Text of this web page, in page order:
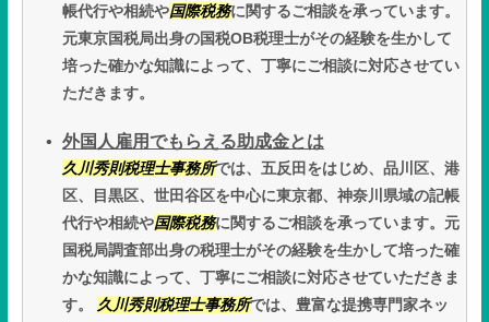
帳代行や相続や国際税務に関するご相談を承っています。
元東京国税局出身の国税OB税理士がその経験を生かして
培った確かな知識によって、丁寧にご相談に対応させてい
ただきます。
外国人雇用でもらえる助成金とは
久川秀則税理士事務所では、五反田をはじめ、品川区、港
区、目黒区、世田谷区を中心に東京都、神奈川県域の記帳
代行や相続や国際税務に関するご相談を承っています。元
国税局調査部出身の税理士がその経験を生かして培った確
かな知識によって、丁寧にご相談に対応させていただきま
す。 久川秀則税理士事務所では、豊富な提携専門家ネッ